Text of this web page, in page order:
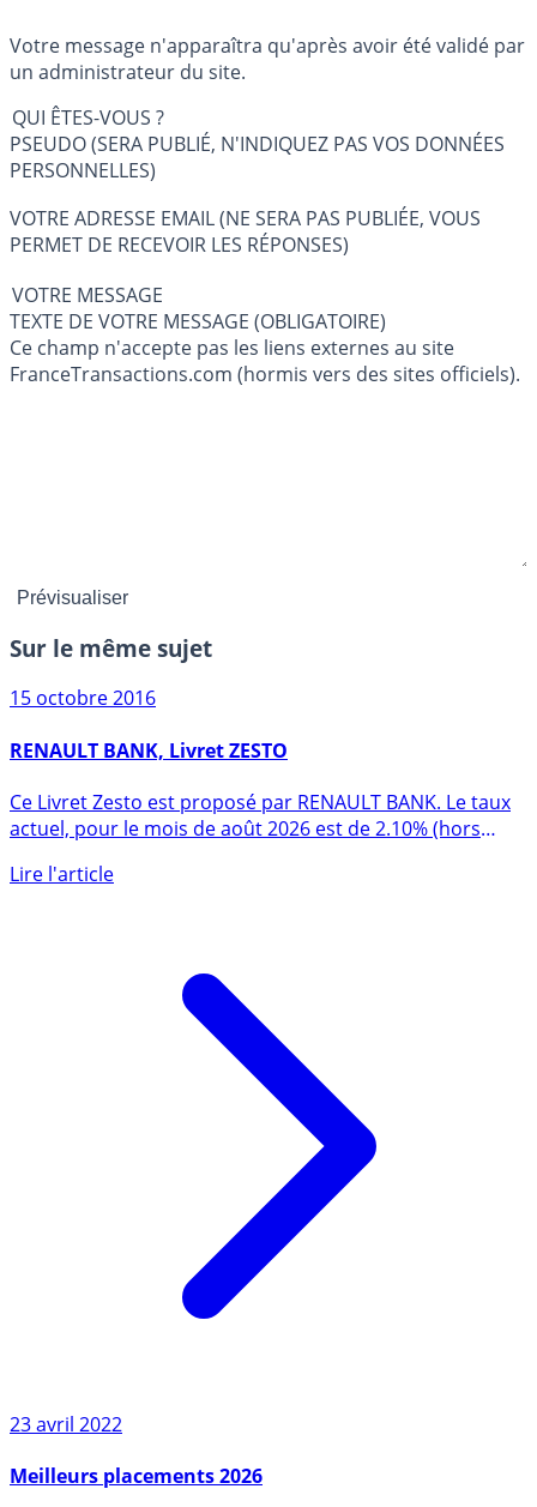
Votre message n'apparaîtra qu'après avoir été validé par
un administrateur du site.
QUI ÊTES-VOUS ?
PSEUDO (SERA PUBLIÉ, N'INDIQUEZ PAS VOS DONNÉES
PERSONNELLES)
VOTRE ADRESSE EMAIL (NE SERA PAS PUBLIÉE, VOUS
PERMET DE RECEVOIR LES RÉPONSES)
VOTRE MESSAGE
TEXTE DE VOTRE MESSAGE (OBLIGATOIRE)
Ce champ n'accepte pas les liens externes au site
FranceTransactions.com (hormis vers des sites officiels).
Sur le même sujet
15 octobre 2016
RENAULT BANK, Livret ZESTO
actuel, pour le mois de août 2026 est de 2.10% (hors
23 avril 2022